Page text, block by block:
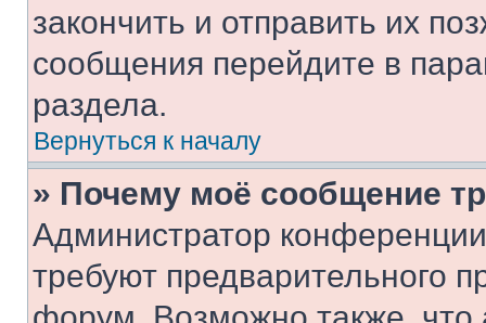
закончить и отправить их
сообщения перейдите в
раздела.
Вернуться к началу
» Почему моё сообщение
Администратор
требуют предварительного